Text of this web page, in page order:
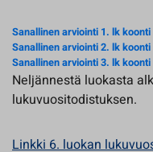
Sanallinen arviointi 1. lk koonti
Sanallinen arviointi 2. lk koonti
Sanallinen arviointi 3. lk koonti
Neljännestä luokasta
lukuvuositodistuksen.
Linkki 6. luokan